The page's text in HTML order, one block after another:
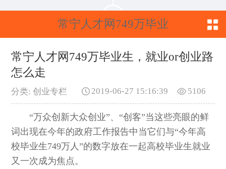
常宁人才网749万毕业
生，就业or创业路怎么
常宁人才网749万毕业生，就业or创业路
怎么走
分类: 创业专栏 5106
2019-06-27 15:16:39
“万众创新大众创业”、“创客”当这些亮眼的鲜
词出现在今年的政府工作报告中当它们与“今年高
校毕业生749万人”的数字放在一起高校毕业生就业
又一次成为焦点。